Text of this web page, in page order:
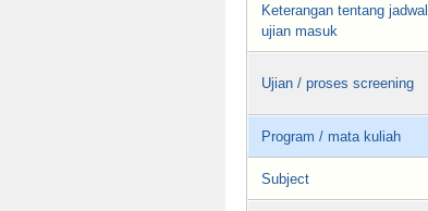
Keterangan tentang jadwal
ujian masuk
Ujian / proses screening
Program / mata kuliah
Subject